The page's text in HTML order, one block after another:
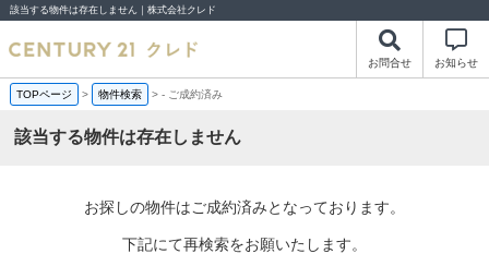
該当する物件は存在しません｜株式会社クレド
お問合せ お知らせ
TOPページ > 物件検索 >- ご成約済み
該当する物件は存在しません
お探しの物件はご成約済みとなっております。
下記にて再検索をお願いたします。